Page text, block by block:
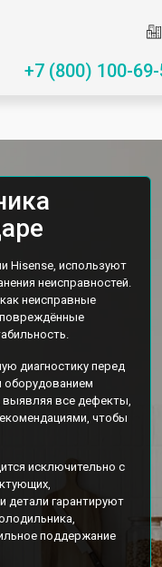
+7 (800) 100-
Hisense, используют
неисправностей.
неисправные
диагностику перед
оборудованием
выявляя все дефекты,
чтобы
исключительно с
детали гарантируют
поддержание